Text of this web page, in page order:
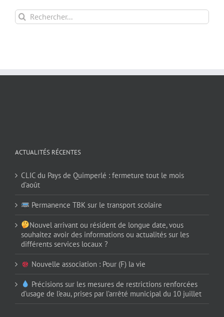
Rechercher:
ACTUALITÉS RÉCENTES
CLIC du Pays de Quimperlé : fermeture tout le mois
d’août
Permanence TBK sur le transport scolaire
Nouvel arrivant ou résident de longue date, vous
souhaitez avoir des informations ou actualités sur les
différents services locaux ?
Nouvelle association : Pour (F) la vie
Précisions sur les mesures de restrictions renforcées
d’usage de l’eau, prises par l’arrêté municipal du 10 juillet